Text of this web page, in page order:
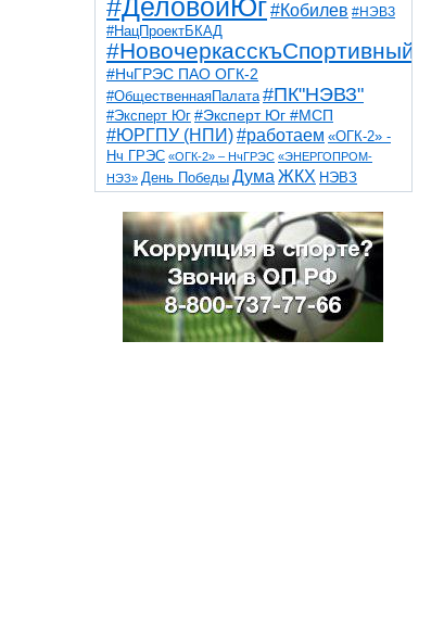
#ДеловойЮг#Кобилев #НЭВЗ
#НацПроектБКАД
#НовочеркасскъСпортивный
#НчГРЭС ПАО ОГК-2
#ОбщественнаяПалата #ПК"НЭВЗ"
#Эксперт Юг #Эксперт Юг #МСП
#ЮРГПУ (НПИ)#работаем «ОГК-2» -
Нч ГРЭС «ОГК-2» – НчГРЭС «ЭНЕРГОПРОМ-
НЭЗ» День Победы Дума ЖКХ НЭВЗ
НчГРЭС ТНТ
благоустройствоветераны выборы
детидороги казаки коррупция космос
общественная палата парк пожар роща
спорт театр транспорт художники